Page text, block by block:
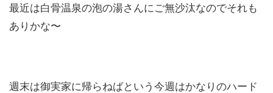
最近は白骨温泉の泡の湯さんにご無沙汰なのでそれも
ありかな〜
週末は御実家に帰らねばという今週はかなりのハード